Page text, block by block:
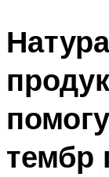
тембр